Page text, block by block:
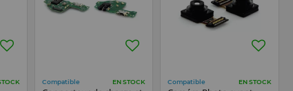
Compatible EN STOCK Compatible EN STOCK